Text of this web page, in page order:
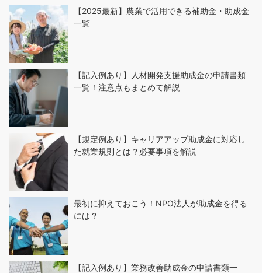
【2025最新】農業で活用できる補助金・助成金
一覧
【記入例あり】人材開発支援助成金の申請書類
一覧！注意点もまとめて解説
【規定例あり】キャリアアップ助成金に対応し
た就業規則とは？必要事項を解説
最初に抑えておこう！NPO法人が助成金を得る
には？
【記入例あり】業務改善助成金の申請書類一